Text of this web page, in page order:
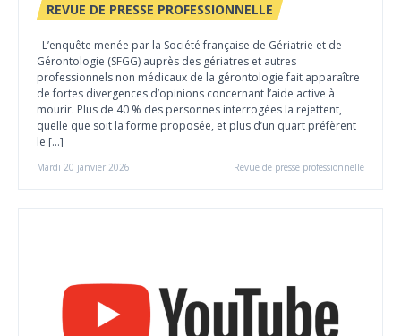
REVUE DE PRESSE PROFESSIONNELLE
L’enquête menée par la Société française de Gériatrie et de
Gérontologie (SFGG) auprès des gériatres et autres
professionnels non médicaux de la gérontologie fait apparaître
de fortes divergences d’opinions concernant l’aide active à
mourir. Plus de 40 % des personnes interrogées la rejettent,
quelle que soit la forme proposée, et plus d’un quart préfèrent
le […]
Mardi 20 janvier 2026 Revue de presse professionnelle